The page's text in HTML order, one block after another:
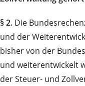
§ 2. Die
und der
bisher von der
und weiterentwickelt
der Steuer- und